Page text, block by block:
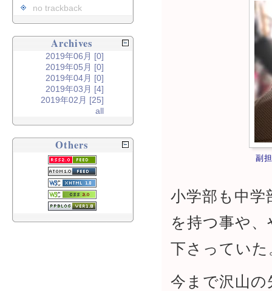
副
小学部も中
を持つ事や
下さっていた
今まで沢山
no trackback
Archives
2019年06月 [0]
2019年05月 [0]
2019年04月 [0]
2019年03月 [4]
2019年02月 [25]
all
Others